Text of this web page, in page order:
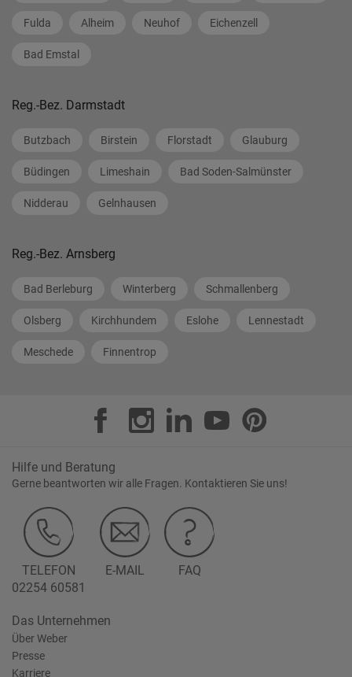
Fulda Alheim Neuhof Eichenzell
Bad Emstal
Reg.-Bez. Darmstadt
Butzbach Birstein Florstadt Glauburg
Büdingen Limeshain Bad Soden-Salmünster
Nidderau Gelnhausen
Reg.-Bez. Arnsberg
Bad Berleburg Winterberg Schmallenberg
Olsberg Kirchhundem Eslohe Lennestadt
Meschede Finnentrop
Hilfe und Beratung
Gerne beantworten wir alle Fragen. Kontaktieren Sie uns!
TELEFON
02254 60581
E-MAIL FAQ
Das Unternehmen
Über Weber
Presse
Karriere